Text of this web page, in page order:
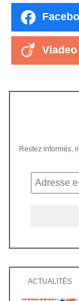
Viadeo
Restez informés,
ACTUALITÉS